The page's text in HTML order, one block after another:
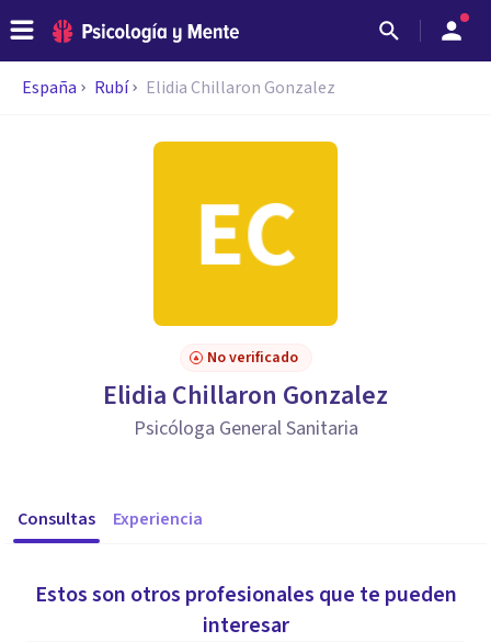
España Rubí Elidia Chillaron Gonzalez
No verificado
Elidia Chillaron Gonzalez
Psicóloga General Sanitaria
Consultas Experiencia
Estos son otros profesionales que te pueden
interesar